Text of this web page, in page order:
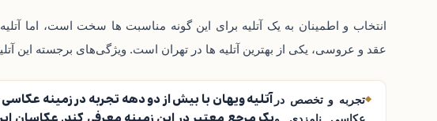
انتخاب و اطمینان به یک آتلیه برای این گونه مناسبت ها سخت است، اما آتلیه ویهان با بیش از
عقد و عروسی، یکی از بهترین آتلیه ها در تهران است. ویژگی‌های برجسته این
تجربه و تخصص در آتلیه ویهان با بیش از دو دهه تجربه در زمینه